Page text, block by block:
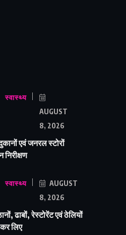
स्वास्थ्य
AUGUST
8, 2026
एवं जनरल स्टोरों
स्वास्थ्य
AUGUST
8, 2026
ढाबों, रेस्टोरेंट एवं ठेलियों
कर लिए